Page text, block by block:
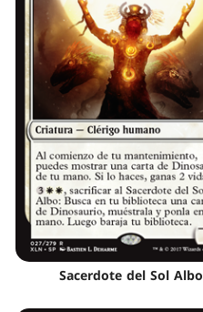
Sacerdote del Sol Albo